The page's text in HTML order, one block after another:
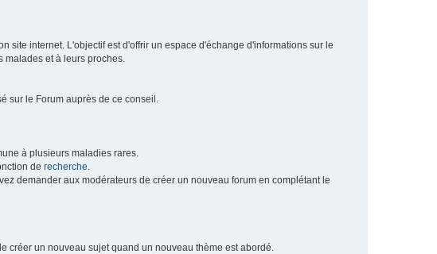
site internet. L'objectif est d'offrir un espace d'échange d'informations sur le
malades et à leurs proches.
sur le Forum auprès de ce conseil.
à plusieurs maladies rares.
de recherche.
demander aux modérateurs de créer un nouveau forum en complétant le
créer un nouveau sujet quand un nouveau thème est abordé.